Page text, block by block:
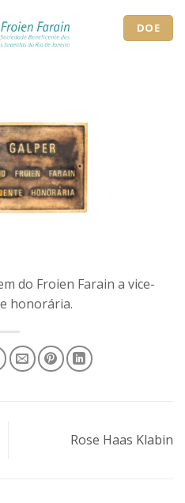
DOE
do Froien Farain a vice-
honorária.
Rose Haas Klabin